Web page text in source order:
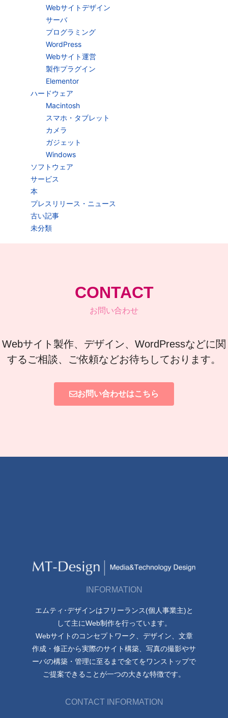
Webサイトデザイン
サーバ
プログラミング
WordPress
Webサイト運営
製作プラグイン
Elementor
ハードウェア
Macintosh
スマホ・タブレット
カメラ
ガジェット
Windows
ソフトウェア
サービス
本
プレスリリース・ニュース
古い記事
未分類
CONTACT
お問い合わせ
Webサイト製作、デザイン、WordPressなどに関
するご相談、ご依頼などお待ちしております。
お問い合わせはこちら
INFORMATION
エムティ･デザインはフリーランス(個人事業主)と
して主にWeb制作を行っています。
Webサイトのコンセプトワーク、デザイン、文章
作成・修正から実際のサイト構築、写真の撮影やサ
ーバの構築・管理に至るまで全てをワンストップで
ご提案できることが一つの大きな特徴です。
CONTACT INFORMATION